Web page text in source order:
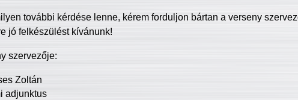
további kérdése lenne, kérem forduljon bártan a verseny
jó felkészülést kívánunk!
szervezője:
Zoltán
adjunktus